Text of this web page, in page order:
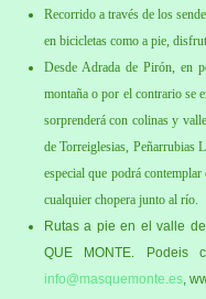
Recorrido a través de los
en bicicletas como a pie,
Desde Adrada de Pirón, en
montaña o por el contrario se
sorprenderá con colinas y
de Torreiglesias, Peñarrubias
especial que podrá
cualquier chopera junto al río.
Rutas a pie en el valle
QUE MONTE. Podeis
info@masquemonte.es,